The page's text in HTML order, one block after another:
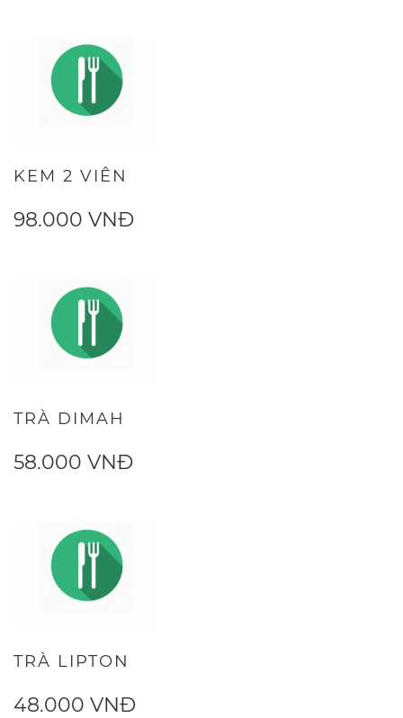
KEM 2 VIÊN
98.000 VNĐ
TRÀ DIMAH
58.000 VNĐ
TRÀ LIPTON
48.000 VNĐ